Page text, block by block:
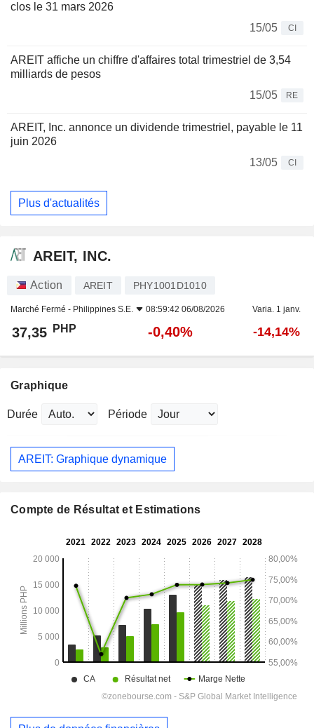
clos le 31 mars 2026
15/05
CI
AREIT affiche un chiffre d'affaires total trimestriel de 3,54
milliards de pesos
15/05
RE
AREIT, Inc. annonce un dividende trimestriel, payable le 11
juin 2026
13/05
CI
Plus d'actualités
AREIT, INC.
Action AREIT PHY1001D1010
Marché Fermé - Philippines S.E. 08:59:42 06/08/2026 Varia. 1 janv.
37,35 PHP -0,40% -14,14%
Graphique
Durée Période
AREIT: Graphique dynamique
Compte de Résultat et Estimations